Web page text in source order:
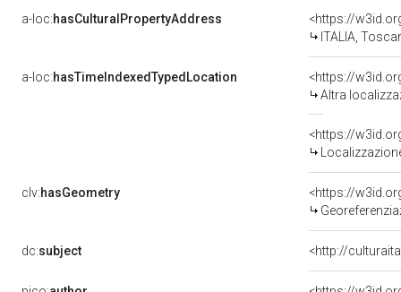
a-loc:hasCulturalPropertyAddress
<https://
ITALIA,
a-loc:hasTimeIndexedTypedLocation
<https://
Altra
<https://
clv:hasGeometry
<https://
dc:subject <http://